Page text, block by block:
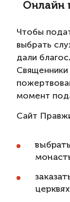
Онлайн
Чтобы
выбрать
дали
момент
Сайт